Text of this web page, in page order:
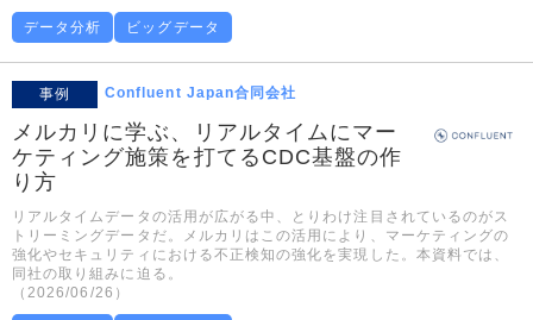
データ分析 ビッグデータ
事例 Confluent Japan合同会社
メルカリに学ぶ、リアルタイムにマー
ケティング施策を打てるCDC基盤の作
り方
リアルタイムデータの活用が広がる中、とりわけ注目されているのがス
トリーミングデータだ。メルカリはこの活用により、マーケティングの
強化やセキュリティにおける不正検知の強化を実現した。本資料では、
同社の取り組みに迫る。
（2026/06/26）